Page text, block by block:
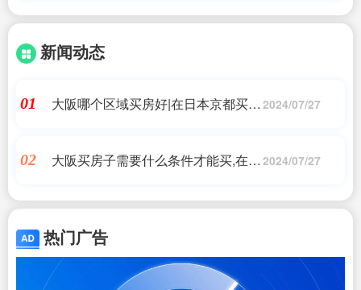
新闻动态
01
大阪哪个区域买房好|在日本京都买房 2024/07/27
02
大阪买房子需要什么条件才能买,在日
本买房子需要
2024/07/27
热门广告